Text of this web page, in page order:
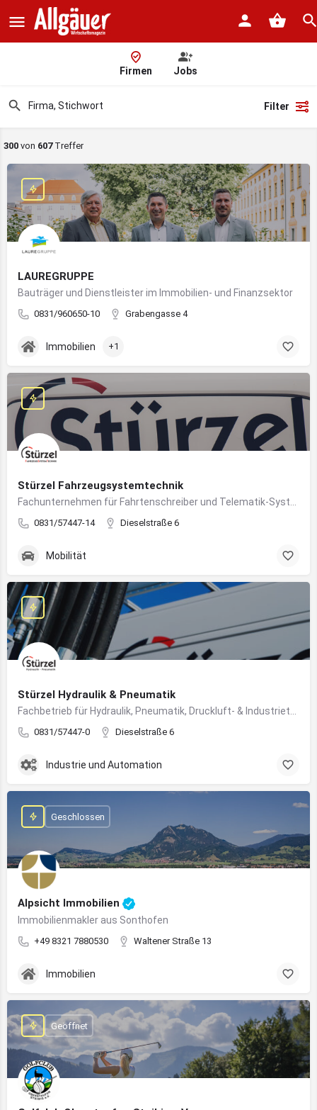
Firmen Jobs
Filter
300 von 607Treffer
LAUREGRUPPE
Bauträger und Dienstleister im Immobilien- und Finanzsektor
0831/960650-10 Grabengasse 4
Immobilien +1
Stürzel Fahrzeugsystemtechnik
0831/57447-14 Dieselstraße 6
Mobilität
Stürzel Hydraulik & Pneumatik
0831/57447-0 Dieselstraße 6
Industrie und Automation
Alpsicht Immobilien
Immobilienmakler aus Sonthofen
+49 8321 7880530 Waltener Straße 13
Geschlossen
Immobilien
Geöffnet